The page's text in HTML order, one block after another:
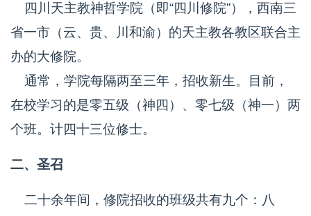
四川天主教神哲学院（即“四川修院”），西南三
省一市（云、贵、川和渝）的天主教各教区联合主
办的大修院。
通常，学院每隔两至三年，招收新生。目前，
在校学习的是零五级（神四）、零七级（神一）两
个班。计四十三位修士。
二、圣召
二十余年间，修院招收的班级共有九个：八